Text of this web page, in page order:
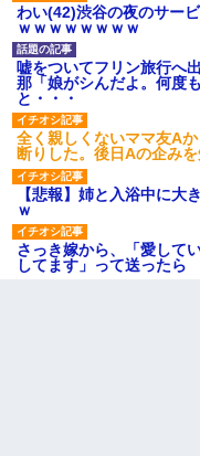
わい(42)渋谷の夜のサー
ｗｗｗｗｗｗｗｗ
嘘をついてフリン旅行へ
那「娘がシんだよ。何度
と・・・
全く親しくないママ友A
断りした。後日Aの企み
【悲報】姉と入浴中に大
ｗ
さっき嫁から、「愛して
してます」って送ったら